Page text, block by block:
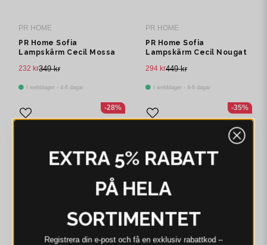
PR HOME
PR Home Sofia
Lampskärm Cecil Mossa
349 kr
232 kr
I webblager - 4-8 dagar
PR HOME
PR Home Sofia
Lampskärm Cecil Nougat
449 kr
294 kr
I webblager - 4-8 dagar
-28% -35%
EXTRA 5% RABATT
PÅ HELA
SORTIMENTET
Registrera din e‑post och få en exklusiv rabattkod –